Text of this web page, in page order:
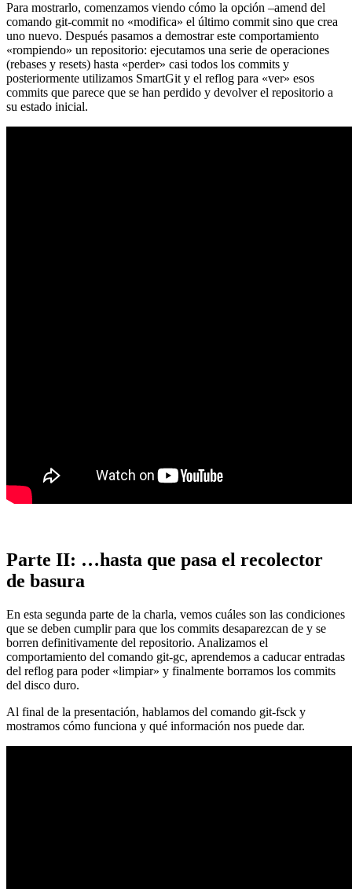
Para mostrarlo, comenzamos viendo cómo la opción –amend del
comando git-commit no «modifica» el último commit sino que crea
uno nuevo. Después pasamos a demostrar este comportamiento
«rompiendo» un repositorio: ejecutamos una serie de operaciones
(rebases y resets) hasta «perder» casi todos los commits y
posteriormente utilizamos SmartGit y el reflog para «ver» esos
commits que parece que se han perdido y devolver el repositorio a
su estado inicial.
Parte II: …hasta que pasa el recolector
de basura
En esta segunda parte de la charla, vemos cuáles son las condiciones
que se deben cumplir para que los commits desaparezcan de y se
borren definitivamente del repositorio. Analizamos el
comportamiento del comando git-gc, aprendemos a caducar entradas
del reflog para poder «limpiar» y finalmente borramos los commits
del disco duro.
Al final de la presentación, hablamos del comando git-fsck y
mostramos cómo funciona y qué información nos puede dar.